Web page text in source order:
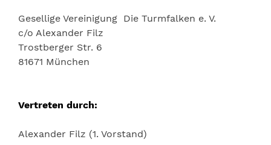
Gesellige Vereinigung Die Turmfalken e. V.
c/o Alexander Filz
Trostberger Str. 6
81671 München
Vertreten durch:
Alexander Filz (1. Vorstand)